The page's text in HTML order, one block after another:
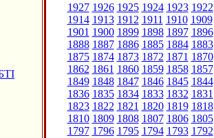
1927 1926 1925 1924 1923 1922
1914 1913 1912 1911 1910 1909
1901 1900 1899 1898 1897 1896
1888 1887 1886 1885 1884 1883
1875 1874 1873 1872 1871 1870
1862 1861 1860 1859 1858 1857
1849 1848 1847 1846 1845 1844
1836 1835 1834 1833 1832 1831
1823 1822 1821 1820 1819 1818
1810 1809 1808 1807 1806 1805
1797 1796 1795 1794 1793 1792